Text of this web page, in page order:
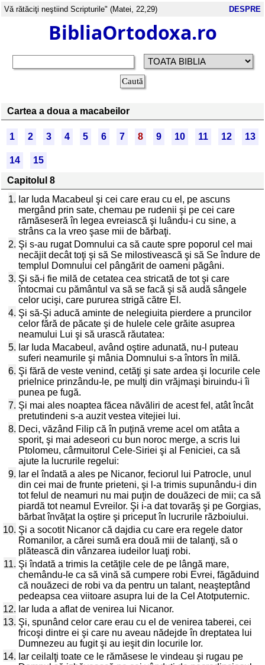
Vă rătăciţi neştiind Scripturile" (Matei, 22,29) DESPRE
BibliaOrtodoxa.ro
Cartea a doua a macabeilor
1 2 3 4 5 6 7 8 9 10 11 12 13
14
15
Capitolul 8
1. Iar Iuda Macabeul şi cei care erau cu el, pe ascuns
mergând prin sate, chemau pe rudenii şi pe cei care
rămăseseră în legea evreiască şi luându-i cu sine, a
strâns ca la vreo şase mii de bărbaţi.
2. Şi s-au rugat Domnului ca să caute spre poporul cel mai
necăjit decât toţi şi să Se milostivească şi să Se îndure de
templul Domnului cel pângărit de oameni păgâni.
3. Şi să-i fie milă de cetatea cea stricată de tot şi care
întocmai cu pământul va să se facă şi să audă sângele
celor ucişi, care pururea strigă către El.
4. Şi să-Şi aducă aminte de nelegiuita pierdere a pruncilor
celor fără de păcate şi de hulele cele grăite asuprea
neamului Lui şi să urască răutatea:
5. Iar Iuda Macabeul, având oştire adunată, nu-l puteau
suferi neamurile şi mânia Domnului s-a întors în milă.
6. Şi fără de veste venind, cetăţi şi sate ardea şi locurile cele
prielnice prinzându-le, pe mulţi din vrăjmaşi biruindu-i îi
punea pe fugă.
7. Şi mai ales noaptea făcea năvăliri de acest fel, atât încât
pretutindeni s-a auzit vestea vitejiei lui.
8. Deci, văzând Filip că în puţină vreme acel om atâta a
sporit, şi mai adeseori cu bun noroc merge, a scris lui
Ptolomeu, cârmuitorul Cele-Siriei şi al Feniciei, ca să
ajute la lucrurile regelui:
9. Iar el îndată a ales pe Nicanor, feciorul lui Patrocle, unul
din cei mai de frunte prieteni, şi l-a trimis supunându-i din
tot felul de neamuri nu mai puţin de douăzeci de mii; ca să
piardă tot neamul Evreilor. Şi i-a dat tovarăş şi pe Gorgias,
bărbat învăţat la oştire şi priceput în lucrurile războiului.
10. Şi a socotit Nicanor că dajdia cu care era regele dator
Romanilor, a cărei sumă era două mii de talanţi, să o
plătească din vânzarea iudeilor luaţi robi.
11. Şi îndată a trimis la cetăţile cele de pe lângă mare,
chemându-le ca să vină să cumpere robi Evrei, făgăduind
că nouăzeci de robi va da pentru un talant, neaşteptând
pedeapsa cea viitoare asupra lui de la Cel Atotputernic.
12. Iar Iuda a aflat de venirea lui Nicanor.
13. Şi, spunând celor care erau cu el de venirea taberei, cei
fricoşi dintre ei şi care nu aveau nădejde în dreptatea lui
Dumnezeu au fugit şi au ieşit din locurile lor.
14. Iar ceilalţi toate ce le rămăsese le vindeau şi rugau pe